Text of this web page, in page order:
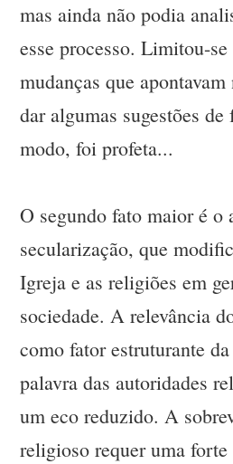
mas ainda não podia
esse processo. Limitou-
mudanças que
dar algumas sugestões
modo, foi profeta...
O segundo fato maior é o
secularização, que
Igreja e as religiões em
sociedade. A relevância
como fator estruturante
palavra das autoridades
um eco reduzido. A
religioso requer uma